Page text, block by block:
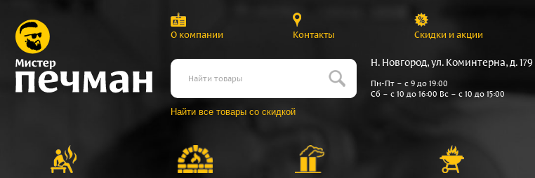
О компании Контакты Скидки и акции
Найти все товары со скидкой
Н. Новгород, ул. Коминтерна, д. 179
Пн-Пт – с 9 до 19:00
Сб – с 10 до 16:00 Вс – с 10 до 15:00